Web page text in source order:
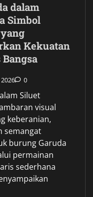
dalam
Simbol
Kekuatan
2026 0
Siluet
visual
keberanian,
semangat
burung Garuda
permainan
sederhana